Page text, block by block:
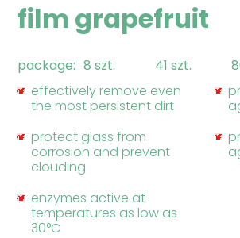
film grapefruit
package: 8 szt. 41 szt.
effectively remove even
the most persistent dirt
protect glass from
corrosion and prevent
clouding
enzymes active at
temperatures as low as
30°C